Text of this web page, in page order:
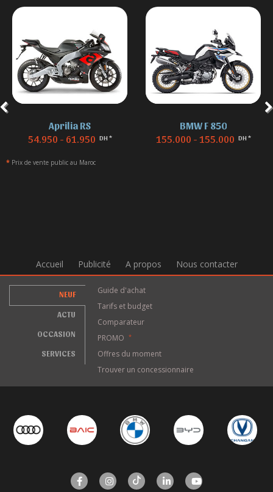
Aprilia RS
54.950 - 61.950 DH *
BMW F 850
155.000 - 155.000 DH *
* Prix de vente public au Maroc
Accueil Publicité A propos Nous contacter
NEUF
ACTU
OCCASION
SERVICES
Guide d'achat
Tarifs et budget
Comparateur
PROMO
*
Offres du moment
Trouver un concessionnaire